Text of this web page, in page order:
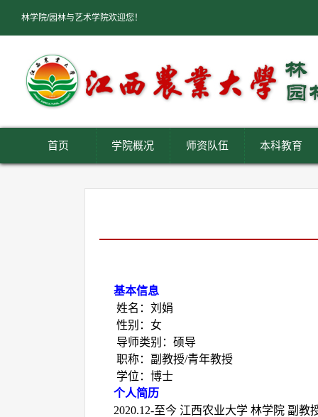
林学院/园林与艺术学院欢迎您！
首页 学院概况 师资队伍 本科教育
基本信息
姓名：刘娟
性别：女
导师类别：硕导
职称：副教授/青年教授
学位：博士
个人简历
2020.12-至今 江西农业大学 林学院 副教